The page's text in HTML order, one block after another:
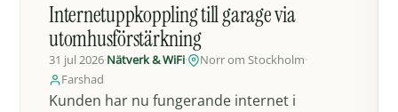
Internetuppkoppling till garage via
utomhusförstärkning
31 jul 2026·Nätverk & WiFi· Norr om Stockholm·
Farshad
Kunden har nu fungerande internet i